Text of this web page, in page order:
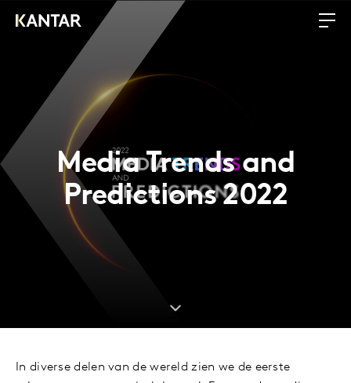
Media Trends and
Predictions 2022
In diverse delen van de wereld zien we de eerste